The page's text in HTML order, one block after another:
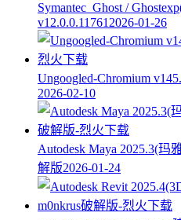
Symantec_Ghost /
v12.0.0.11761 2026-01-26
Ungoogled-Chromium
2026-02-10
Autodesk Maya 2025.3(玛
解版2026-01-24